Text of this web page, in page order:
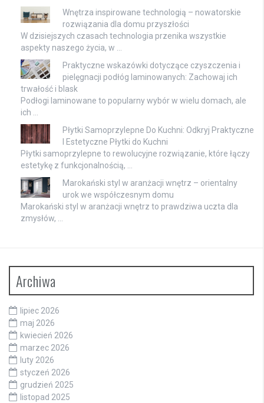
Wnętrza inspirowane technologią – nowatorskie
rozwiązania dla domu przyszłości
W dzisiejszych czasach technologia przenika wszystkie
aspekty naszego życia, w …
Praktyczne wskazówki dotyczące czyszczenia i
pielęgnacji podłóg laminowanych: Zachowaj ich
trwałość i blask
Podłogi laminowane to popularny wybór w wielu domach, ale
ich …
Płytki Samoprzylepne Do Kuchni: Odkryj Praktyczne
I Estetyczne Płytki do Kuchni
Płytki samoprzylepne to rewolucyjne rozwiązanie, które łączy
estetykę z funkcjonalnością, …
Marokański styl w aranżacji wnętrz – orientalny
urok we współczesnym domu
Marokański styl w aranżacji wnętrz to prawdziwa uczta dla
zmysłów, …
Archiwa
lipiec 2026
maj 2026
kwiecień 2026
marzec 2026
luty 2026
styczeń 2026
grudzień 2025
listopad 2025